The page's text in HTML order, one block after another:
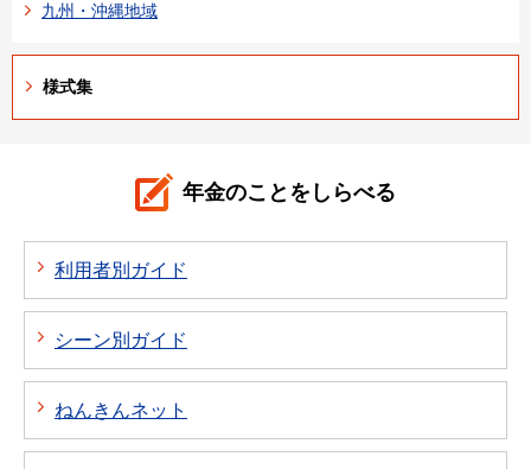
九州・沖縄地域
様式集
年金のことをしらべる
利用者別ガイド
シーン別ガイド
ねんきんネット